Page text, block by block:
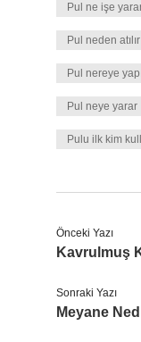
Pul ne işe
Pul neden atılır
Pul nereye
Pul neye yarar
Pulu ilk kim
Önceki Yazı
Kavrulmuş
Sonraki Yazı
Meyane